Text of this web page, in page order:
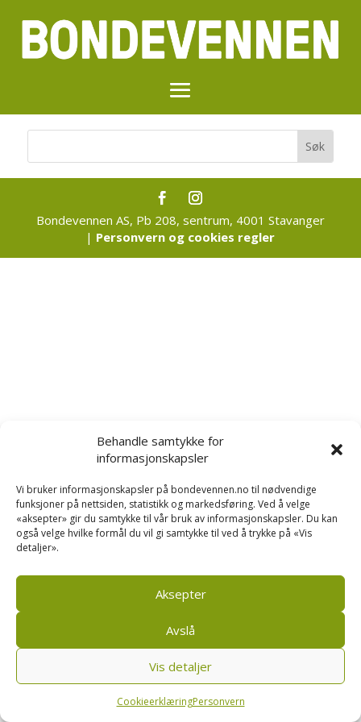
Behandle samtykke for
informasjonskapsler
Vi bruker informasjonskapsler på bondevennen.no til nødvendige
funksjoner på nettsiden, statistikk og markedsføring. Ved å velge
«aksepter» gir du samtykke til vår bruk av informasjonskapsler. Du kan
også velge hvilke formål du vil gi samtykke til ved å trykke på «Vis
detaljer».
Aksepter
Avslå
Vis detaljer
CookieerklæringPersonvern
Bondevennen AS, Pb 208, sentrum, 4001 Stavanger
| Personvern og cookies regler